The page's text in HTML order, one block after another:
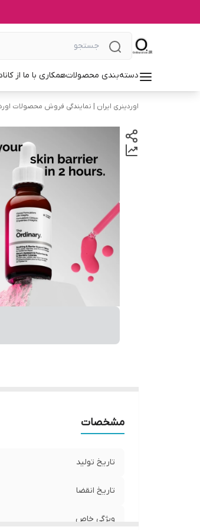
دسته‌بندی محصولاتهمکاری با ما از
اوردینری ایران | نمایندگی فروش محصولات
مشخصات
تاریخ تولید
تاریخ انقضا
ویژگی خاص